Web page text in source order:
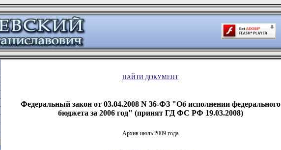
НАЙТИ ДОКУМЕНТ
Федеральный закон от 03.04.2008 N 36-ФЗ "Об исполнении федерального
бюджета за 2006 год" (принят ГД ФС РФ 19.03.2008)
Архив июль 2009 года